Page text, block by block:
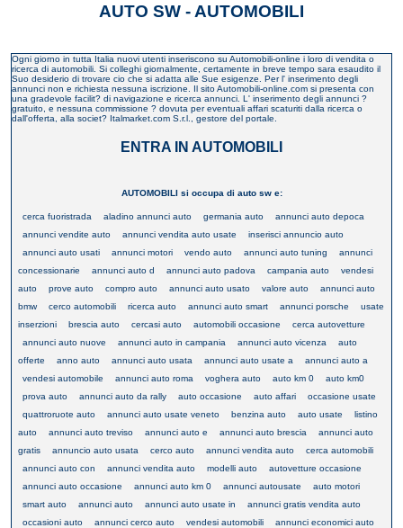
AUTO SW - AUTOMOBILI
Ogni giorno in tutta Italia nuovi utenti inseriscono su Automobili-online i loro di vendita o
ricerca di automobili. Si colleghi giornalmente, certamente in breve tempo sara esaudito il
Suo desiderio di trovare cio che si adatta alle Sue esigenze. Per l' inserimento degli
annunci non e richiesta nessuna iscrizione. Il sito Automobili-online.com si presenta con
una gradevole facilit? di navigazione e ricerca annunci. L' inserimento degli annunci ?
gratuito, e nessuna commissione ? dovuta per eventuali affari scaturiti dalla ricerca o
dall'offerta, alla societ? Italmarket.com S.r.l., gestore del portale.
ENTRA IN AUTOMOBILI
AUTOMOBILI si occupa di auto sw e:
cerca fuoristrada aladino annunci auto germania auto
annunci auto depoca
annunci vendite auto
annunci vendita auto usate
inserisci annuncio auto
annunci auto usati
annunci motori vendo auto annunci auto tuning
annunci
concessionarie
annunci auto d annunci auto padova campania auto
vendesi
auto
prove auto compro auto annunci auto usato valore auto
annunci auto
bmw
cerco automobili ricerca auto annunci auto smart annunci porsche
usate
inserzioni
brescia auto cercasi auto automobili occasione
cerca autovetture
annunci auto nuove
annunci auto in campania annunci auto vicenza
auto
offerte
anno auto annunci auto usata annunci auto usate a
annunci auto a
vendesi automobile
annunci auto roma voghera auto auto km 0
auto km0
prova auto
annunci auto da rally auto occasione auto affari
occasione usate
quattroruote auto
annunci auto usate veneto benzina auto auto usate
listino
auto
annunci auto treviso annunci auto e annunci auto brescia
annunci auto
gratis
annuncio auto usata cerco auto annunci vendita auto
cerca automobili
annunci auto con
annunci vendita auto modelli auto
autovetture occasione
annunci auto occasione
annunci auto km 0 annunci autousate
auto motori
smart auto
annunci auto annunci auto usate in
annunci gratis vendita auto
occasioni auto
annunci cerco auto vendesi automobili
annunci economici auto